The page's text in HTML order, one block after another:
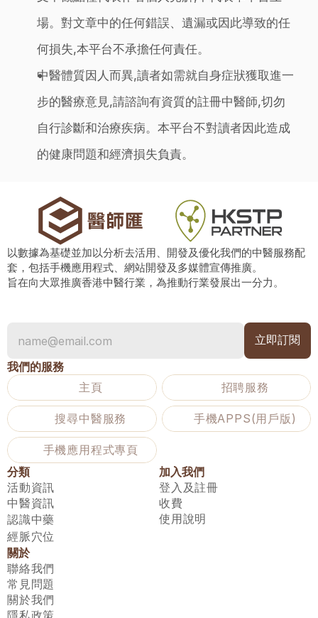
場。對文章中的任何錯誤、遺漏或因此導致的任
何損失,本平台不承擔任何責任。
中醫體質因人而異,讀者如需就自身症狀獲取進一
步的醫療意見,請諮詢有資質的註冊中醫師,切勿
自行診斷和治療疾病。本平台不對讀者因此造成
的健康問題和經濟損失負責。
以數據為基礎並加以分析去活用、開發及優化我們的中醫服務配
套，包括手機應用程式、網站開發及多媒體宣傳推廣。
旨在向大眾推廣香港中醫行業，為推動行業發展出一分力。
我們的服務
主頁
招聘服務
搜尋中醫服務 手機APPS(用戶版)
手機應用程式專頁
分類
活動資訊
中醫資訊
認識中藥
經脈穴位
加入我們
登入及註冊
收費
使用說明
關於
聯絡我們
常見問題
關於我們
隱私政策